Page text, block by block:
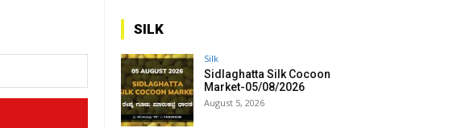
SILK
Silk
Sidlaghatta Silk Cocoon
Market-05/08/2026
August 5, 2026